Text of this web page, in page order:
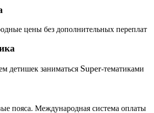
цены без дополнительных переплат
детишек заниматься Super-тематиками
пояса. Международная система оплаты